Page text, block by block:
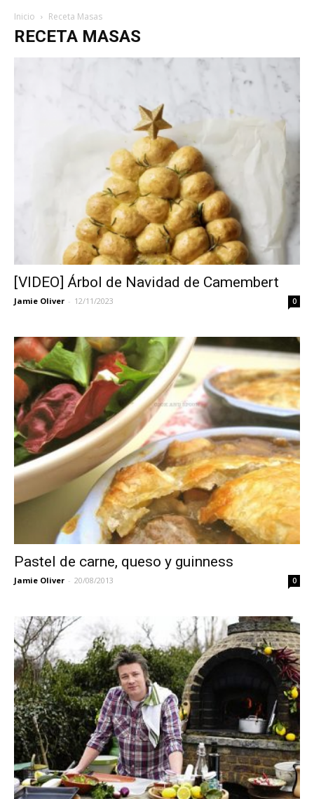
Inicio Receta Masas
RECETA MASAS
[VIDEO] Árbol de Navidad de Camembert
Jamie Oliver - 12/11/2023 0
Pastel de carne, queso y guinness
Jamie Oliver - 20/08/2013 0